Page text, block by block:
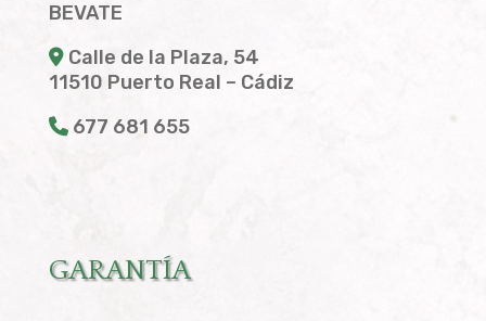
BEVATE
Calle de la Plaza, 54
11510 Puerto Real – Cádiz
677 681 655
GARANTÍA